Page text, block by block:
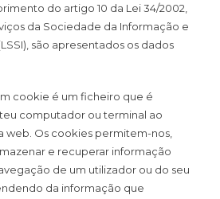
do artigo 10 da Lei 34/2002,
da Sociedade da Informação e
são apresentados os dados
cookie é um ficheiro que é
computador ou terminal ao
web. Os cookies permitem-nos,
e recuperar informação
de um utilizador ou do seu
da informação que